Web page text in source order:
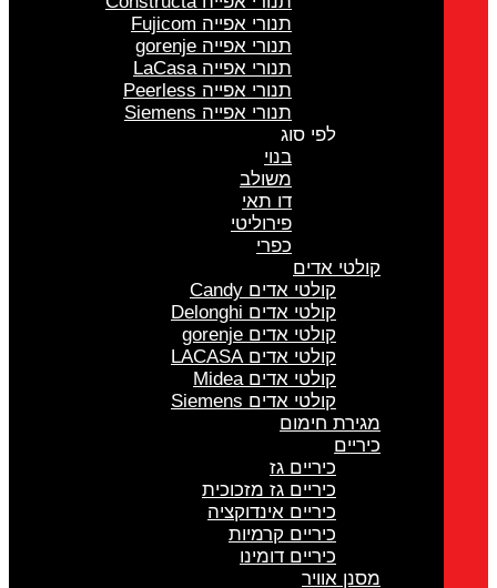
תנורי אפייה Fujicom
תנורי אפייה gorenje
תנורי אפייה LaCasa
תנורי אפייה Peerless
תנורי אפייה Siemens
לפי סוג
בנוי
משולב
דו תאי
פירוליטי
כפרי
קולטי אדים
קולטי אדים Candy
קולטי אדים Delonghi
קולטי אדים gorenje
קולטי אדים LACASA
קולטי אדים Midea
קולטי אדים Siemens
מגירת חימום
כיריים
כיריים גז
כיריים גז מזכוכית
כיריים אינדוקציה
כיריים קרמיות
כיריים דומינו
מסנן אוויר